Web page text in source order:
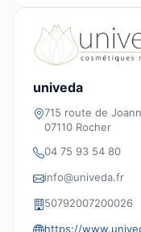
univeda
715 route de
07110 Rocher
04 75 93 54 80
info@univeda.fr
50792007200026
https://